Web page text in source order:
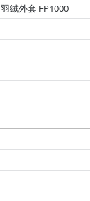
絨外套 FP1000